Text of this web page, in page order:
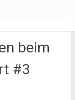
beim
#3